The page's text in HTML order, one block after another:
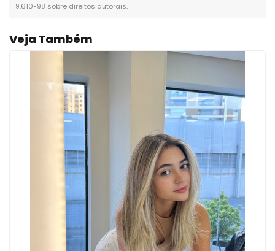
9.610-98 sobre direitos autorais.
Veja Também